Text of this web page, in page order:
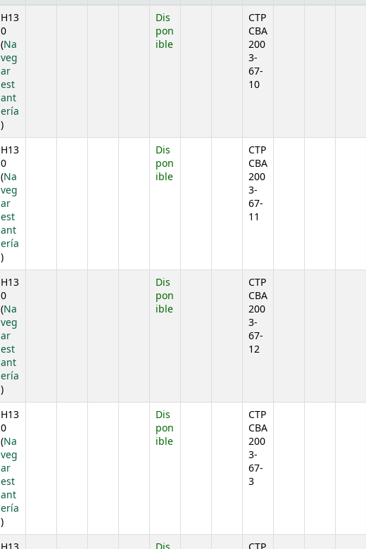
H13
0
(Na
veg
ar
est
ant
ería
(Abre debajo)
)
Dis
pon
ible
CTP
CBA
200
3-
67-
10
H13
0
(Na
veg
ar
est
ant
ería
(Abre debajo)
)
Dis
pon
ible
CTP
CBA
200
3-
67-
11
H13
0
(Na
veg
ar
est
ant
ería
(Abre debajo)
)
Dis
pon
ible
CTP
CBA
200
3-
67-
12
H13
0
(Na
veg
ar
est
ant
ería
(Abre debajo)
)
Dis
pon
ible
CTP
CBA
200
3-
67-
3